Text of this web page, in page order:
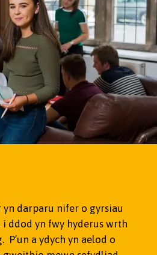
yn darparu nifer o gyrsiau
ddod yn fwy hyderus wrth
P’un a ydych yn aelod o